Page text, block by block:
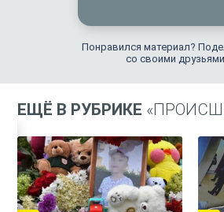
Понравился материал?
со своими
ЕЩЁ В РУБРИКЕ